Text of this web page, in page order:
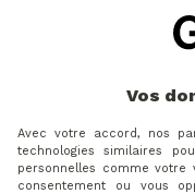
Vos
Avec votre accord, nos
technologies similaires
personnelles comme
consentement ou vous